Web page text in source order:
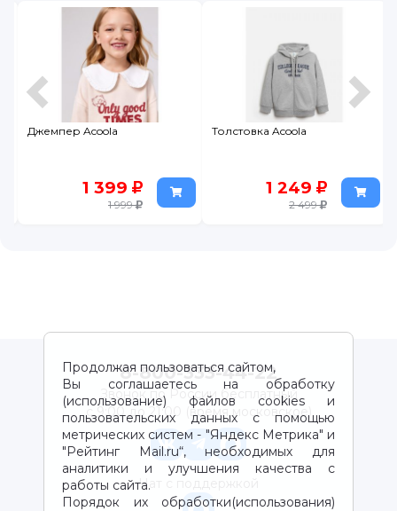
Джемпер Acoola
1 399
1 999
Толстовка Acoola
1 249
2 499
Продолжая пользоваться сайтом,
Вы соглашаетесь на обработку
(использование) файлов cookies и
пользовательских данных с помощью
метрических систем - "Яндекс Метрика" и
"Рейтинг Mail.ru“, необходимых для
аналитики и улучшения качества с
работы сайта.
Порядок их обработки(использования)
8-800-333-44-22
Звонок по России бесплатный
с 9:00 до 21:00 (время московское)
Чат с поддержкой